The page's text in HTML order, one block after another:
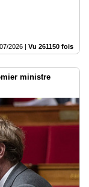
2026 | Vu 261150 fois
ministre